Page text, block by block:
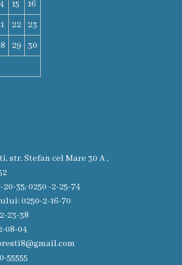
15
16
22
23
29
30
str. Stefan cel Mare 30 A ,
35; 0250 -2-25-74
0250-2-16-70
23-38
08-04
55555